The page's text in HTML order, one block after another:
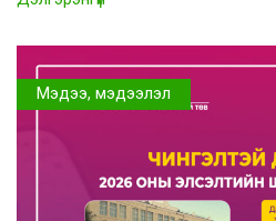
Мэдээ, мэдээлэл